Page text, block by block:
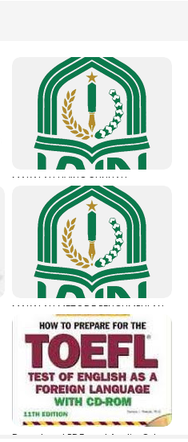
MAKALAH LIVING SUNNAH :
PROBLEMATIKA DAN PROSPEK
PENGEMBANGAN KAJIAN HADITS
MODERN - IAIN KEDIRI
MAKALAH METODE PENGUMPULAN
DATA - IAIN KEDIRI
Download PDF and Audio Cd